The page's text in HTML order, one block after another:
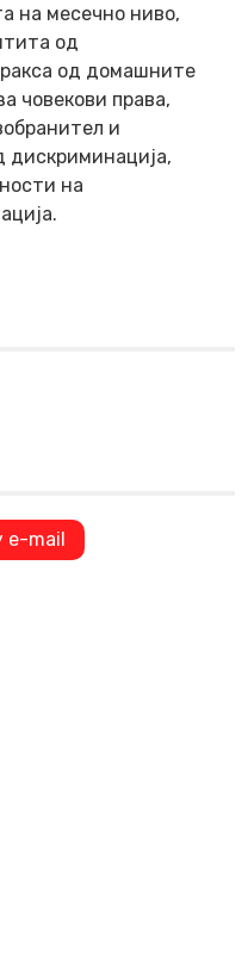
на месечно ниво,
од
од домашните
човекови права,
и
дискриминација,
на
e-mail